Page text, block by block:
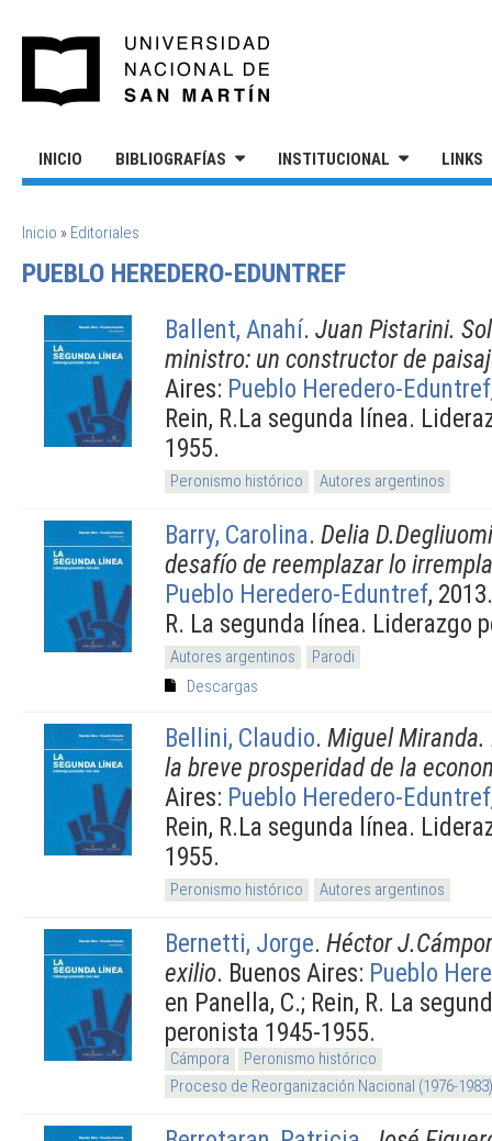
INICIO BIBLIOGRAFÍAS INSTITUCIONAL LINKS
SE ENCUENTRA USTED AQUÍ
Inicio » Editoriales
PUEBLO HEREDERO-EDUNTREF
Ballent, Anahí. Juan Pistarini.
ministro: un constructor de
Aires: Pueblo Heredero-Eduntref
Rein, R.La segunda línea.
1955.
Peronismo histórico Autores argentinos
Barry, Carolina. Delia
desafío de reemplazar lo
Pueblo Heredero-Eduntref,
R. La segunda línea. Liderazgo
Autores argentinos
Parodi
Descargas
Bellini, Claudio. Miguel Miranda.
la breve prosperidad de la
Aires: Pueblo Heredero-Eduntref
Rein, R.La segunda línea.
1955.
Peronismo histórico Autores argentinos
Bernetti, Jorge. Héctor
exilio. Buenos Aires: Pueblo
en Panella, C.; Rein, R. La
peronista 1945-1955.
Cámpora
Peronismo histórico
Proceso de Reorganización Nacional (1976-1983)